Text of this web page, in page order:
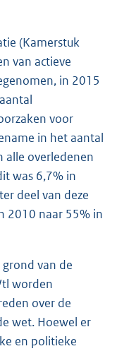
(Kamerstuk
van actieve
in 2015
voor
in het aantal
alle overledenen
was 6,7% in
deel van deze
2010 naar 55% in
van de
worden
over de
wet. Hoewel er
en politieke